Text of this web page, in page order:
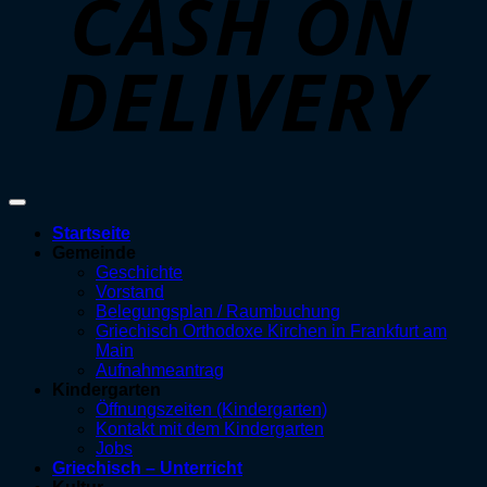
Startseite
Gemeinde
Geschichte
Vorstand
Belegungsplan / Raumbuchung
Griechisch Orthodoxe Kirchen in Frankfurt am
Main
Aufnahmeantrag
Kindergarten
Öffnungszeiten (Kindergarten)
Kontakt mit dem Kindergarten
Jobs
Griechisch – Unterricht